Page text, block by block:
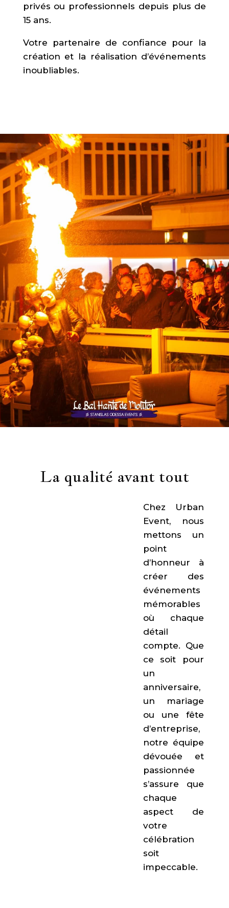
privés ou professionnels depuis plus de
15 ans.
Votre partenaire de confiance pour la
création et la réalisation d’événements
inoubliables.
La qualité avant tout
Chez Urban
Event, nous
mettons un
point
d’honneur à
créer des
événements
mémorables
où chaque
détail
compte. Que
ce soit pour
un
anniversaire,
un mariage
ou une fête
d’entreprise,
notre équipe
dévouée et
passionnée
s’assure que
chaque
aspect de
votre
célébration
soit
impeccable.